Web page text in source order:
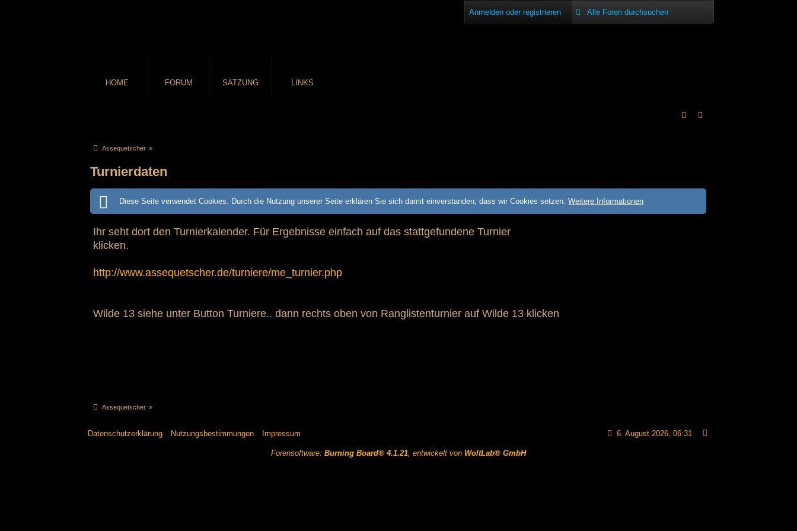
Anmelden oder registrieren
HOME FORUM SATZUNG LINKS
Assequetscher »
Turnierdaten
Diese Seite verwendet Cookies. Durch die Nutzung unserer Seite erklären Sie sich damit einverstanden, dass wir Cookies setzen.Weitere Informationen
Ihr seht dort den Turnierkalender. Für Ergebnisse einfach auf das stattgefundene Turnier
klicken.
http://www.assequetscher.de/turniere/me_turnier.php
Wilde 13 siehe unter Button Turniere.. dann rechts oben von Ranglistenturnier auf Wilde 13 klicken
Assequetscher »
Datenschutzerklärung Nutzungsbestimmungen Impressum 6. August 2026, 06:31
Forensoftware: Burning Board® 4.1.21, entwickelt von WoltLab® GmbH